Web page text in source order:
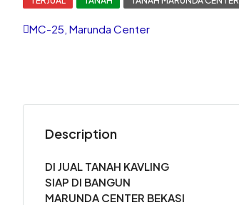
MC-25, Marunda Center
Description
DI JUAL TANAH KAVLING
SIAP DI BANGUN
MARUNDA CENTER BEKASI